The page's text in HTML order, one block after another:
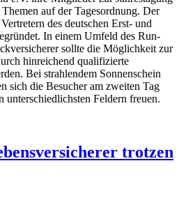
auf der Tagesordnung. Der
des deutschen Erst- und
In einem Umfeld des Run-
sollte die Möglichkeit zur
hinreichend qualifizierte
Bei strahlendem Sonnenschein
sich die Besucher am zweiten Tag
unterschiedlichsten Feldern freuen.
trotzen